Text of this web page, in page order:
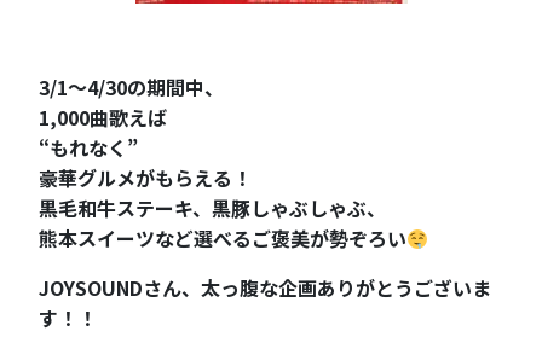
3/1〜4/30の期間中、
1,000曲歌えば
“もれなく”
豪華グルメがもらえる！
黒毛和牛ステーキ、黒豚しゃぶしゃぶ、
熊本スイーツなど選べるご褒美が勢ぞろい
JOYSOUNDさん、太っ腹な企画ありがとうございま
す！！